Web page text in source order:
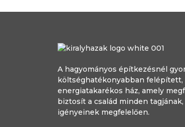
A hagyományos építkezésnél
költséghatékonyabban felépített,
energiatakarékos ház, amely
biztosít a család minden tagjának,
igényeinek megfelelően.